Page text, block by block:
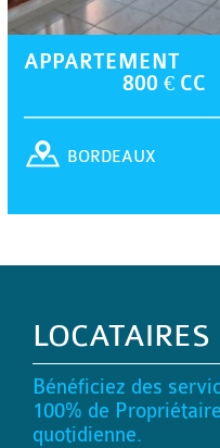
APPARTEMENT
800 € CC
BORDEAUX
LOCATAIRES
Bénéficiez des
100% de
quotidienne.